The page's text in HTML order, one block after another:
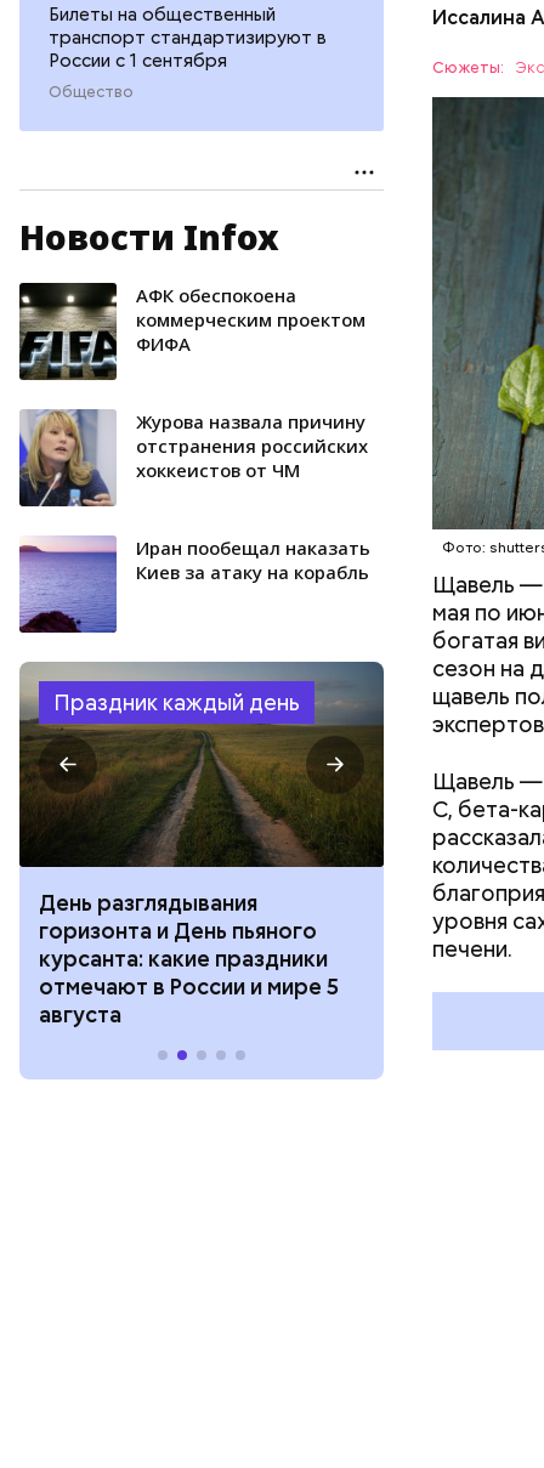
Билеты на общественный
транспорт стандартизируют в
России с 1 сентября
Общество
Новости Infox
АФК обеспокоена
коммерческим проектом
ФИФА
Журова назвала причину
отстранения российских
хоккеистов от ЧМ
Иран пообещал наказать
Киев за атаку на корабль
Праздник каждый день
День разглядывания
горизонта и День пьяного
курсанта: какие праздники
отмечают в России и мире 5
августа
День
День
праздники
и мире 4
Иссалина
Сюжеты:
Фото:
Щавель —
мая по
богатая
сезон на
щавель
Щавель —
С, бета-
уровня
печени.
ЗДОРОВЬЕ